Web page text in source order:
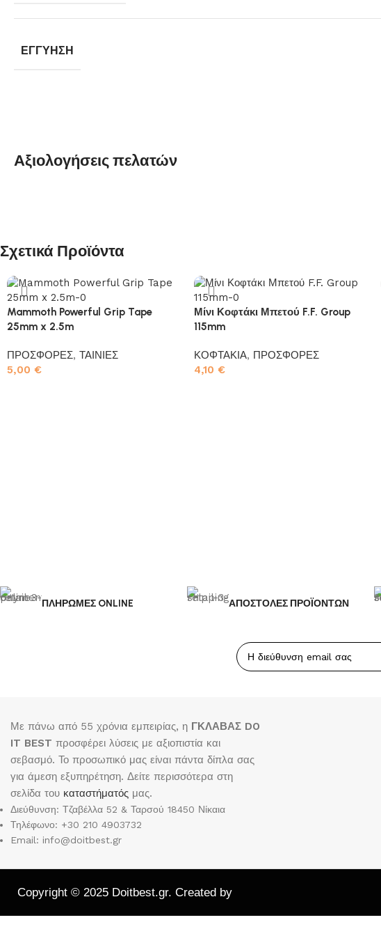
ΕΓΓΎΗΣΗ
Αξιολογήσεις πελατών
Σχετικά Προϊόντα
Mammoth Powerful Grip Tape
25mm x 2.5m
ΠΡΟΣΦΟΡΕΣ, ΤΑΙΝΙΕΣ
5,00 €
Μίνι Κοφτάκι Μπετού F.F. Group
115mm
ΚΟΦΤΑΚΙΑ, ΠΡΟΣΦΟΡΕΣ
4,10 €
ΠΛΗΡΩΜΕΣ ONLINE ΑΠΟΣΤΟΛΕΣ ΠΡΟΪΟΝΤΩΝ
Με πάνω από 55 χρόνια εμπειρίας, η ΓΚΛΑΒΑΣ DO
IT BEST προσφέρει λύσεις με αξιοπιστία και
σεβασμό. Το προσωπικό μας είναι πάντα δίπλα σας
για άμεση εξυπηρέτηση. Δείτε περισσότερα στη
σελίδα του καταστήματός μας.
Διεύθυνση: Τζαβέλλα 52 & Ταρσού 18450 Νίκαια
Τηλέφωνο: +30 210 4903732
Email: info@doitbest.gr
Copyright © 2025 Doitbest.gr. Created by